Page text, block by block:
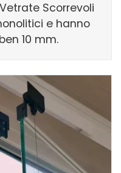
Scorrevoli
e hanno
10 mm.